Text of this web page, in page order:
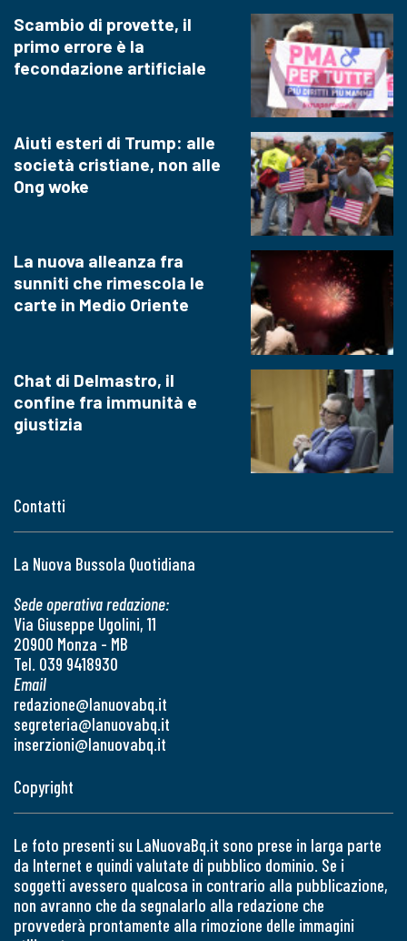
Contatti
La Nuova Bussola Quotidiana
Sede operativa redazione:
Via Giuseppe Ugolini, 11
20900 Monza - MB
Tel. 039 9418930
Email
redazione@lanuovabq.it
segreteria@lanuovabq.it
inserzioni@lanuovabq.it
Scambio di provette, il
primo errore è la
fecondazione artificiale
Aiuti esteri di Trump: alle
società cristiane, non alle
Ong woke
La nuova alleanza fra
sunniti che rimescola le
carte in Medio Oriente
Chat di Delmastro, il
confine fra immunità e
giustizia
Copyright
Le foto presenti su LaNuovaBq.it sono prese in larga parte
da Internet e quindi valutate di pubblico dominio. Se i
soggetti avessero qualcosa in contrario alla pubblicazione,
non avranno che da segnalarlo alla redazione che
provvederà prontamente alla rimozione delle immagini